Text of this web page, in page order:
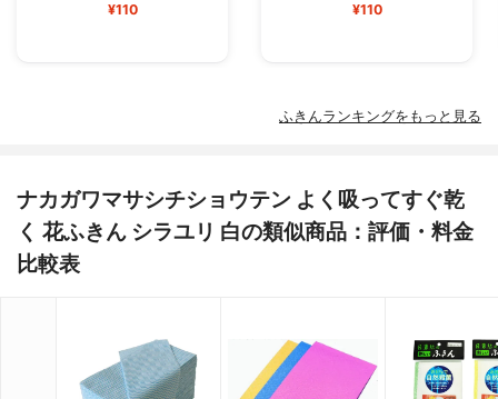
¥110 ¥110
ふきんランキングをもっと見る
ナカガワマサシチショウテン よく吸ってすぐ乾
く 花ふきん シラユリ 白の類似商品：評価・料金
比較表